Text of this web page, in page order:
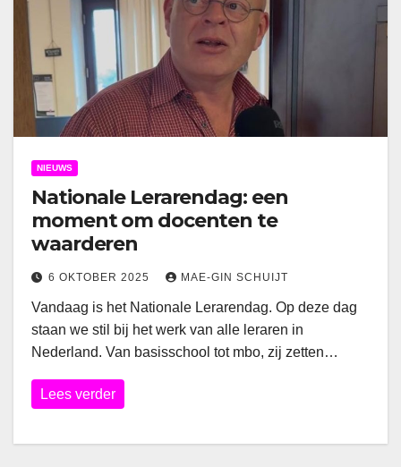
NIEUWS
Nationale Lerarendag: een
moment om docenten te
waarderen
6 OKTOBER 2025 MAE-GIN SCHUIJT
Vandaag is het Nationale Lerarendag. Op deze dag
staan we stil bij het werk van alle leraren in
Nederland. Van basisschool tot mbo, zij zetten…
Lees verder